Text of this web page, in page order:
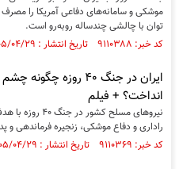
موشکی و سامانه‌های دفاعی آمریکا را مصرف
توان با چالشی چندساله روبه‌رو است.
کد خبر: ۹۱۱۰۳۸۸ تاریخ انتشار : ۱۴۰۵/۰۴/۲۹
ایران در جنگ ۴۰ روزه
انداخت؟ + فیلم
نیرو‌های مسلح
راداری و دفاع موشکی، زنجیره فرماندهی و
کد خبر: ۹۱۱۰۳۶۹ تاریخ انتشار : ۱۴۰۵/۰۴/۲۹